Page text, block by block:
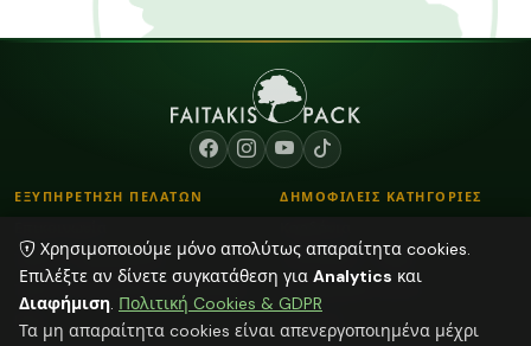
ΕΞΥΠΗΡΕΤΗΣΗ ΠΕΛΑΤΩΝ
Τρόποι Παραγγελίας
Τρόποι Αποστολής & Πληρωμής
Blog
ΔΗΜΟΦΙΛΕΙΣ ΚΑΤΗΓΟΡΙΕΣ
Λουλούδια - Βάζα
Αποξηραμένα φυτά
Χρησιμοποιούμε μόνο απολύτως απαραίτητα cookies.
Επιλέξτε αν δίνετε συγκατάθεση για Analytics και
Διαφήμιση. Πολιτική Cookies & GDPR
Τα μη απαραίτητα cookies είναι απενεργοποιημένα μέχρι